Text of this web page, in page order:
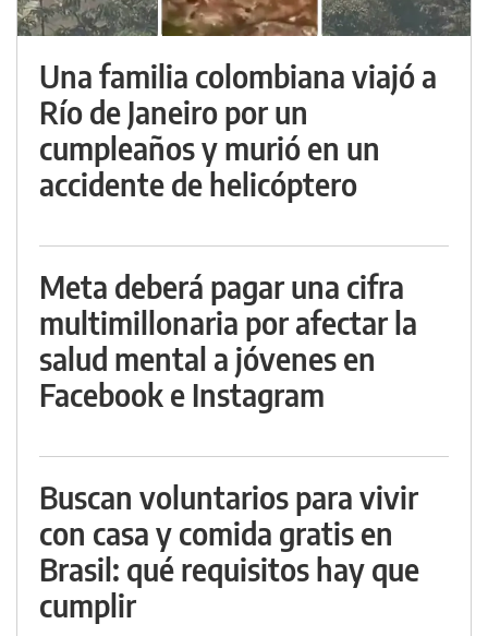
Una familia colombiana viajó a
Río de Janeiro por un
cumpleaños y murió en un
accidente de helicóptero
Meta deberá pagar una cifra
multimillonaria por afectar la
salud mental a jóvenes en
Facebook e Instagram
Buscan voluntarios para vivir
con casa y comida gratis en
Brasil: qué requisitos hay que
cumplir